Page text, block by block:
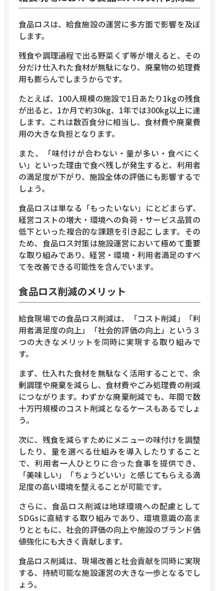
食品ロスは、給食施設の運営に多方面で影響を及ぼ
します。
残食や調理過程で出る野菜くず等が増えると、その
分だけ仕入れた食材が無駄になり、廃棄物の処理費
用も膨らんでしまうからです。
たとえば、100人規模の施設で1日あたり1kgの残食
が出ると、1か月で約30kg、1年では300kg以上に達
します。これは数百食分に相当し、食材費や廃棄費
用の大きな負担となります。
また、「味付けが合わない・量が多い・食べにく
い」といった理由で食べ残しが発生すると、利用者
の満足度が下がり、施設全体の評価にも影響するで
しょう。
食品ロスは単なる「もったいない」にとどまらず、
経営コストの増大・環境への負荷・サービス品質の
低下といった複合的な課題を引き起こします。その
ため、食品ロス対策は施設運営において極めて重要
な取り組みであり、経営・環境・利用者満足のすべ
てを改善できる可能性を含んでいます。
食品ロス削減のメリット
給食現場での食品ロス削減は、「コスト削減」「利
用者満足度の向上」「社会的評価の向上」という３
つの大きなメリットを同時に実現する取り組みで
す。
まず、仕入れた食材を無駄なく活用することで、余
剰調理や廃棄を減らし、食材費やごみ処理費の削減
につながります。わずかな廃棄削減でも、年間で数
十万円規模のコスト削減となるケースもあるでしょ
う。
次に、残食を減らすためにメニューの味付けを調整
したり、量を選べる仕組みを導入したりすること
で、利用者一人ひとりに合った食事を提供でき、
「美味しい」「ちょうどいい」と感じてもらえる満
足度の高い環境を整えることが可能です。
さらに、食品ロス削減は地球環境への配慮として
SDGsに直結する取り組みであり、環境意識の高ま
りとともに、社会的評価の向上や施設のブランド価
値強化にも大きく貢献します。
食品ロス削減は、現場改善と社会貢献を同時に実現
する、持続可能な施設運営の大きな一歩となるでし
ょう。